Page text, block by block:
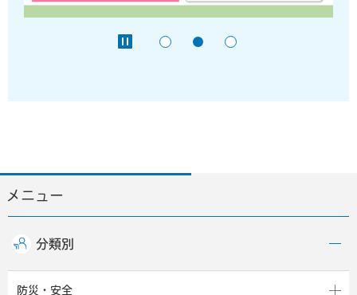
メニュー
分類別
防災・安全